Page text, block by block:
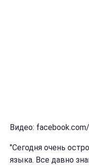
Видео:
"Сегодня очень
языка. Все давно